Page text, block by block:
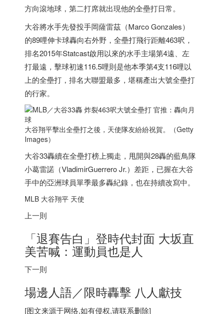
方向滾地球，第二打席就出現他的全壘打日常。
大谷將水手先發投手岡薩雷茲（Marco Gonzales）
的89哩伸卡球轟向右外野，全壘打飛行距離463呎，
排名2015年Statcast啟用以來的水手主場第4遠、左
打最遠，擊球初速116.5哩則是他本季第4支116哩以
上的全壘打，排名大聯盟最多，堪稱產出大號全壘打
的行家。
大谷翔平擊出全壘打之後，天使隊友紛紛祝賀。（Getty
Images）
大谷33轟續在全壘打榜上獨走，甩開與28轟的藍鳥隊
小葛雷諾（VladimirGuerrero Jr.）差距，已握在大谷
手中的亞洲球員單季最多轟紀錄，也在持續改寫中。
MLB 大谷翔平 天使
上一則
「退賽告白」登時代封面 大坂直
美苦喊：運動員也是人
下一則
場邊人語／限時轟擊 八人獻技
[图文来源于网络,如有侵权,请联系删除]